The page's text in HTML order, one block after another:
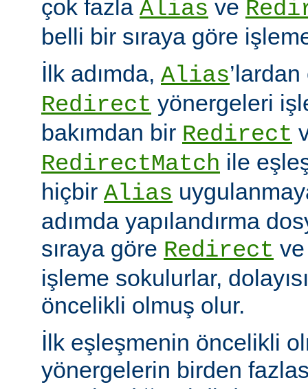
çok fazla Alias ve
belli bir sıraya göre
İlk adımda, Alias
Redirect yönergeleri
bakımdan bir Redirect
RedirectMatch ile
hiçbir Alias
adımda yapılandırma
sıraya göre Redirect
işleme sokulurlar,
öncelikli olmuş olur.
İlk eşleşmenin öncelikli
yönergelerin birden